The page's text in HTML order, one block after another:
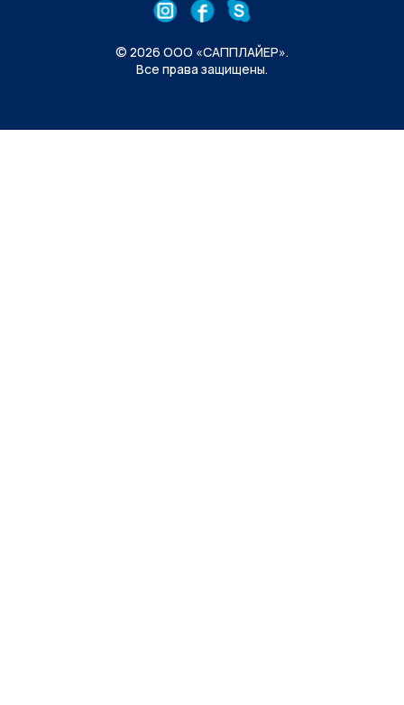
© 2026 ООО «САППЛАЙЕР».
Все права защищены.